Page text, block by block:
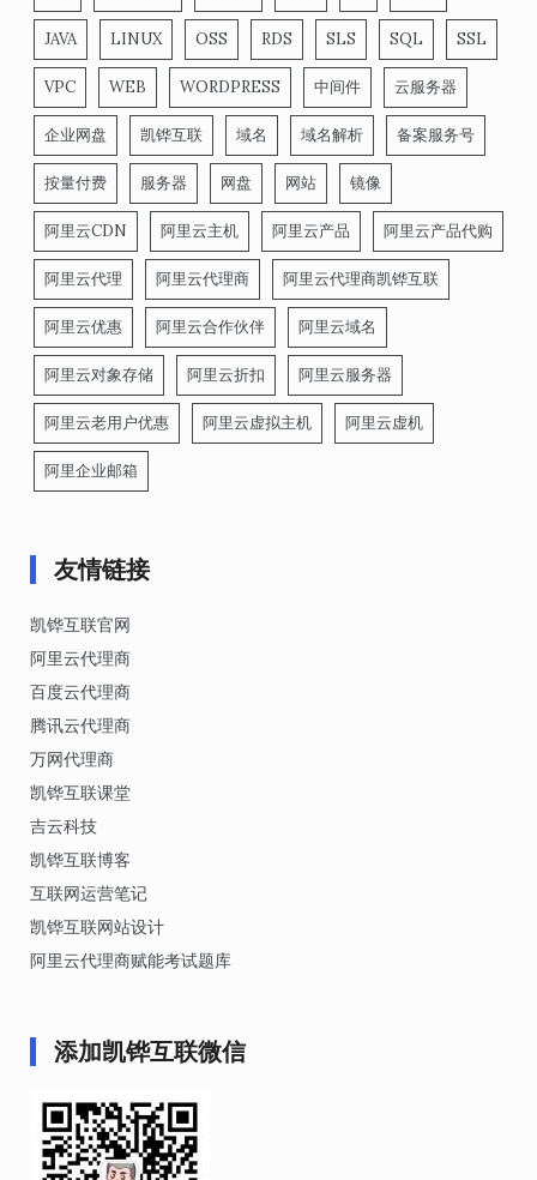
JAVA LINUX OSS RDS SLS SQL SSL
VPC WEB WORDPRESS 中间件 云服务器
企业网盘 凯铧互联 域名 域名解析 备案服务号
按量付费 服务器 网盘 网站 镜像
阿里云CDN 阿里云主机 阿里云产品 阿里云产品代购
阿里云代理 阿里云代理商 阿里云代理商凯铧互联
阿里云优惠 阿里云合作伙伴 阿里云域名
阿里云对象存储 阿里云折扣 阿里云服务器
阿里云老用户优惠 阿里云虚拟主机 阿里云虚机
阿里企业邮箱
友情链接
凯铧互联官网
阿里云代理商
百度云代理商
腾讯云代理商
万网代理商
凯铧互联课堂
吉云科技
凯铧互联博客
互联网运营笔记
凯铧互联网站设计
阿里云代理商赋能考试题库
添加凯铧互联微信